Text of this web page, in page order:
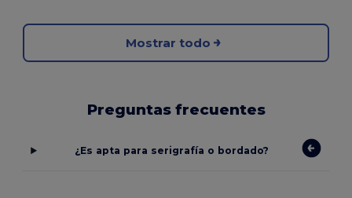
Mostrar todo
Preguntas frecuentes
¿Es apta para serigrafía o bordado?